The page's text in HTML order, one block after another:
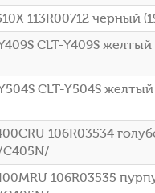
113R00712 черный
CLT-Y409S
CLT-Y504S
106R03534
106R03535